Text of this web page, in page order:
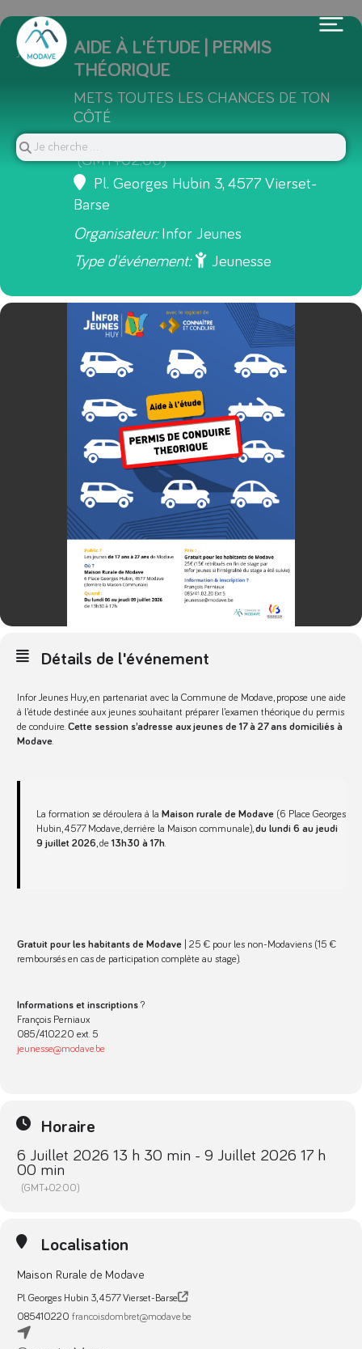
06
JUIL.
09
AIDE À L'ÉTUDE | PERMIS
THÉORIQUE
METS TOUTES LES CHANCES DE TON
CÔTÉ
(GMT+02:00)
Pl. Georges Hubin 3, 4577 Vierset-
Barse
Organisateur: Infor Jeunes
Type d'événement:
Jeunesse
Détails de l'événement
Infor Jeunes Huy, en partenariat avec la Commune de Modave, propose une aide
à l’étude destinée aux jeunes souhaitant préparer l’examen théorique du permis
de conduire. Cette session s’adresse aux jeunes de 17 à 27 ans domiciliés à
Modave.
La formation se déroulera à la Maison rurale de Modave (6 Place Georges
Hubin, 4577 Modave, derrière la Maison communale),du lundi 6 au jeudi
9 juillet 2026, de 13h30 à 17h.
Gratuit pour les habitants de Modave | 25 € pour les non-Modaviens (15 €
remboursés en cas de participation complète au stage).
Informations et inscriptions ?
François Perniaux
085/41.02.20 ext. 5
jeunesse@modave.be
Horaire
6 Juillet 2026 13 h 30 min - 9 Juillet 2026 17 h
00 min
(GMT+02:00)
Localisation
Maison Rurale de Modave
Pl. Georges Hubin 3, 4577 Vierset-Barse
085410220 francois.dombret@modave.be